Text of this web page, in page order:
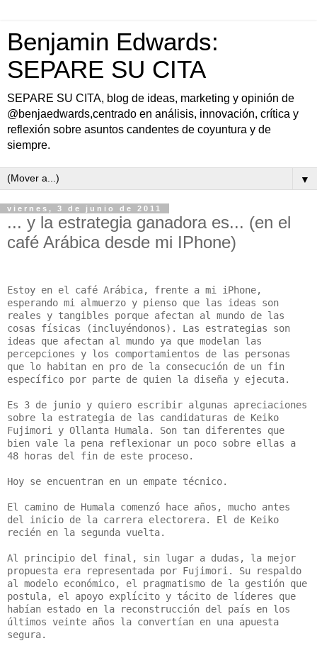
Benjamin Edwards:
SEPARE SU CITA
SEPARE SU CITA, blog de ideas, marketing y opinión de
@benjaedwards,centrado en análisis, innovación, crítica y
reflexión sobre asuntos candentes de coyuntura y de
siempre.
▼
viernes, 3 de junio de 2011
... y la estrategia ganadora es... (en el
café Arábica desde mi IPhone)
Estoy en el café Arábica, frente a mi iPhone,
esperando mi almuerzo y pienso que las ideas son
reales y tangibles porque afectan al mundo de las
cosas físicas (incluyéndonos). Las estrategias son
ideas que afectan al mundo ya que modelan las
percepciones y los comportamientos de las personas
que lo habitan en pro de la consecución de un fin
específico por parte de quien la diseña y ejecuta.
Es 3 de junio y quiero escribir algunas apreciaciones
sobre la estrategia de las candidaturas de Keiko
Fujimori y Ollanta Humala. Son tan diferentes que
bien vale la pena reflexionar un poco sobre ellas a
48 horas del fin de este proceso.
Hoy se encuentran en un empate técnico.
El camino de Humala comenzó hace años, mucho antes
del inicio de la carrera electorera. El de Keiko
recién en la segunda vuelta.
Al principio del final, sin lugar a dudas, la mejor
propuesta era representada por Fujimori. Su respaldo
al modelo económico, el pragmatismo de la gestión que
postula, el apoyo explícito y tácito de líderes que
habían estado en la reconstrucción del país en los
últimos veinte años la convertían en una apuesta
segura.